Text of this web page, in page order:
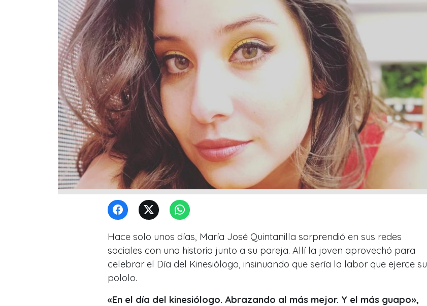
Hace solo unos días, María José Quintanilla sorprendió en sus redes
sociales con una historia junto a su pareja. Allí la joven aprovechó para
celebrar el Día del Kinesiólogo, insinuando que sería la labor que ejerce su
pololo.
«En el día del kinesiólogo. Abrazando al más mejor. Y el más guapo»,